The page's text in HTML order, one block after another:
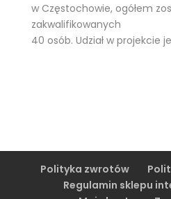
w Częstochowie, ogółem
zakwalifikowanych
40 osób. Udział w projekcie
Polityka zwrotów
Regulamin sklepu